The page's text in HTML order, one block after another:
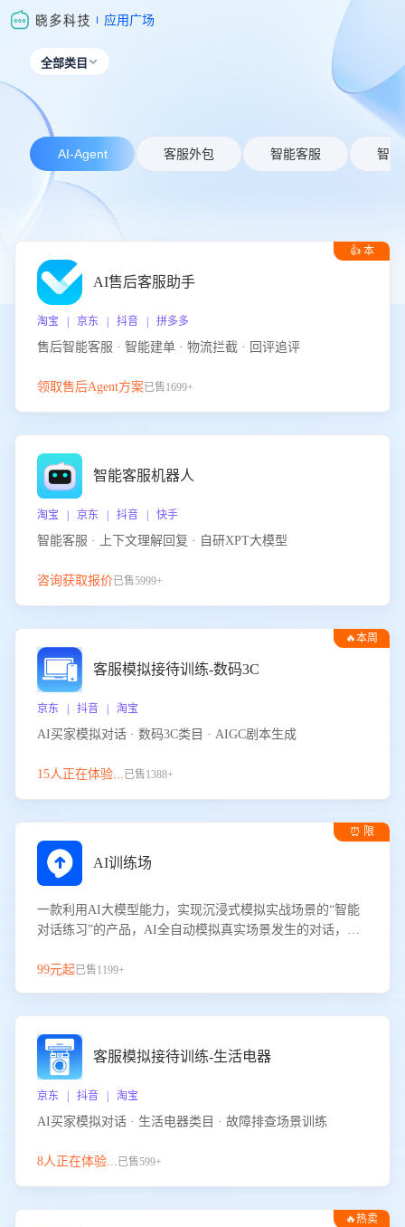
应用广场
全部类目 
AI-Agent 客服外包 智能客服 智能
👍 本
AI售后客服助手
淘宝 | 京东 | 抖音 | 拼多多
售后智能客服 · 智能建单 · 物流拦截 · 回评追评
领取售后Agent方案已售1699+
智能客服机器人
淘宝 | 京东 | 抖音 | 快手
智能客服 · 上下文理解回复 · 自研XPT大模型
咨询获取报价已售5999+
🔥本周
客服模拟接待训练-数码3C
京东 | 抖音 | 淘宝
AI买家模拟对话 · 数码3C类目 · AIGC剧本生成
15人正在体验...已售1388+
⏰ 限
AI训练场
一款利用AI大模型能力，实现沉浸式模拟实战场景的“智能
对话练习”的产品，AI全自动模拟真实场景发生的对话，企
服能力。
99元起已售1199+
客服模拟接待训练-生活电器
京东 | 抖音 | 淘宝
AI买家模拟对话 · 生活电器类目 · 故障排查场景训练
8人正在体验...已售599+
🔥热卖